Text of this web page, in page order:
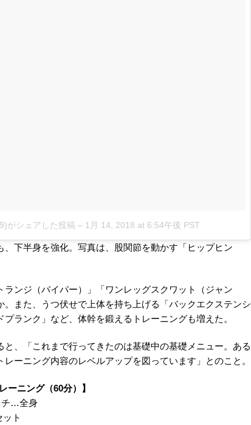
がシェアした投稿 – 1月 14, 2018 at 6:54午後 PST
下半身を強化。写真は、股関節を動かす「ヒップヒン
ンジ（バイパー）」「ワンレッグスクワット（ジャン
また、うつ伏せで上体を持ち上げる「バックエクステンシ
ランク」など、体幹を鍛えるトレーニングも増えた。
、「これまで行ってきたのは基礎中の基礎メニュー。ある
ーニング内容のレベルアップを図っています」とのこと。
ーニング（60分）】
チ…全身
ト